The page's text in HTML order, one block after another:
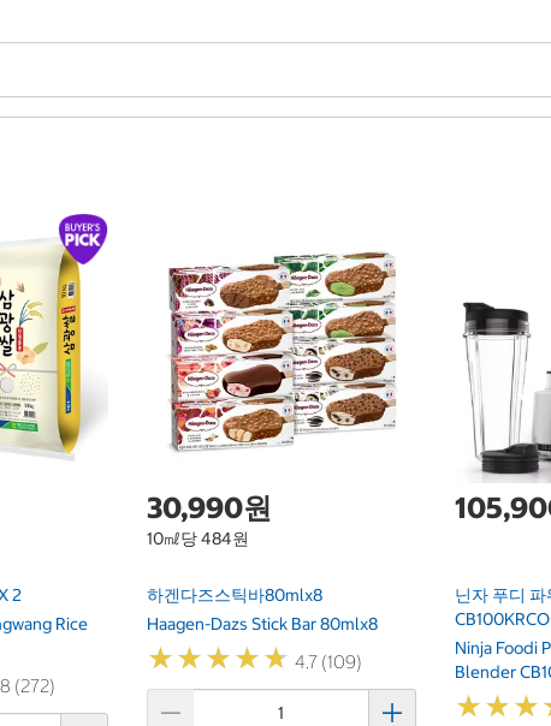
2
Rice
(272)
30,990원
10㎖당 484원
하겐다즈스틱바80mlx8
Haagen-Dazs Stick Bar 80mlx8
★★★★★
★★★★★ 4.7 (109)
닌자 푸디
CB100KRCO
Ninja Foodi
Blender
★★★
★★★